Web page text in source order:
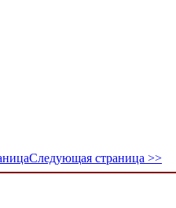
Следующая страница >>